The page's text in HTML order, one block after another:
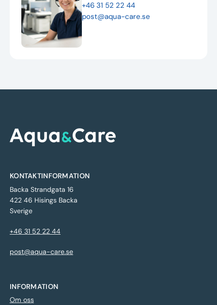
+46 31 52 22 44
post@aqua-care.se
KONTAKTINFORMATION
Backa Strandgata 16
422 46 Hisings Backa
Sverige
+46 31 52 22 44
post@aqua-care.se
INFORMATION
Om oss